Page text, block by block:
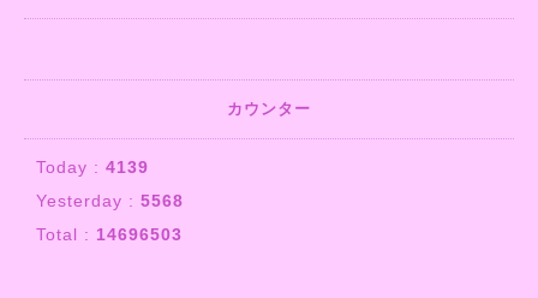
カウンター
Today : 4139
Yesterday : 5568
Total : 14696503